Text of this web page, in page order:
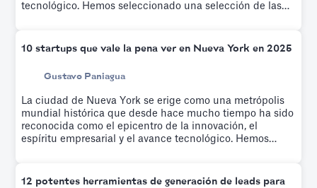
tecnológico. Hemos seleccionado una selección de las
10 startups que vale la pena ver en Nueva York en 2025
Gustavo Paniagua
La ciudad de Nueva York se erige como una metrópolis
mundial histórica que desde hace mucho tiempo ha sido
reconocida como el epicentro de la innovación, el
espíritu empresarial y el avance tecnológico. Hemos
12 potentes herramientas de generación de leads para